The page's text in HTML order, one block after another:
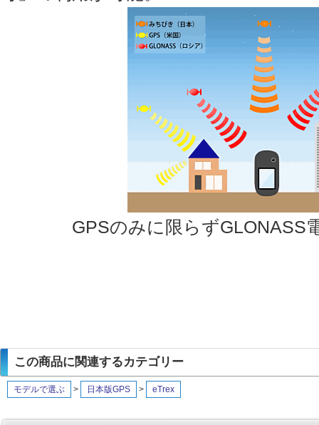
GPSのみに限らずGLONASS
この商品に関連するカテゴリー
モデルで選ぶ > 日本版GPS > eTrex